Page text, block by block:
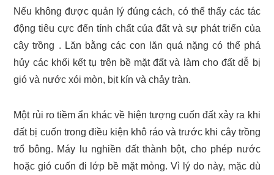
Nếu không được quản lý đúng cách, có thể thấy các tác
động tiêu cực đến tính chất của đất và sự phát triển của
cây trồng . Lăn bằng các con lăn quá nặng có thể phá
hủy các khối kết tụ trên bề mặt đất và làm cho đất dễ bị
gió và nước xói mòn, bịt kín và chảy tràn.
Một rủi ro tiềm ẩn khác về hiện tượng cuốn đất xảy ra khi
đất bị cuốn trong điều kiện khô ráo và trước khi cây trồng
trổ bông. Máy lu nghiền đất thành bột, cho phép nước
hoặc gió cuốn đi lớp bề mặt mỏng. Vì lý do này, mặc dù